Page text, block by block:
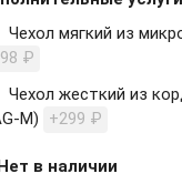
Чехол мягкий из
₽
Чехол жесткий из
М)
+299 ₽
в наличии